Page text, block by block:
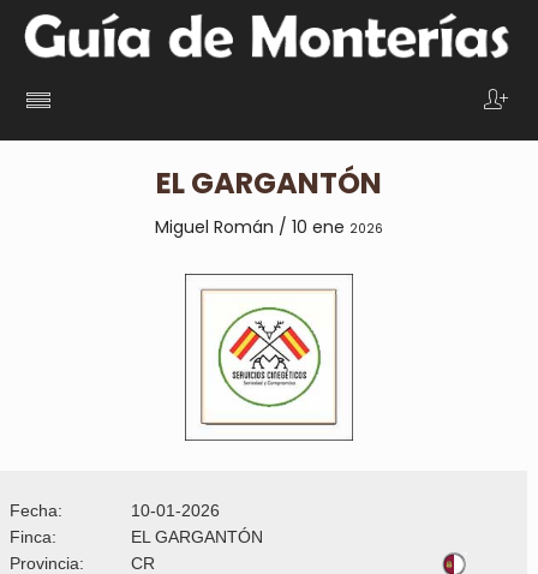
EL GARGANTÓN
Miguel Román / 10 ene 2026
Fecha:
10-01-2026
Finca:
EL GARGANTÓN
Provincia:
CR